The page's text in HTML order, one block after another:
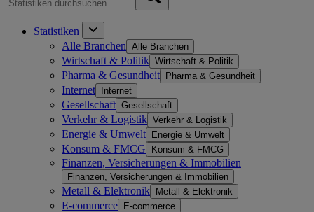
Statistiken
Alle Branchen Alle Branchen
Wirtschaft & Politik Wirtschaft & Politik
Pharma & Gesundheit Pharma & Gesundheit
Internet Internet
Gesellschaft Gesellschaft
Verkehr & Logistik Verkehr & Logistik
Energie & Umwelt Energie & Umwelt
Konsum & FMCG Konsum & FMCG
Finanzen, Versicherungen & Immobilien
Finanzen, Versicherungen & Immobilien
Metall & Elektronik Metall & Elektronik
E-commerce E-commerce